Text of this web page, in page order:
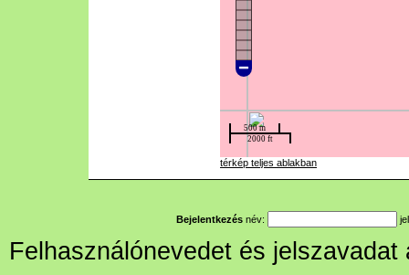
térkép teljes ablakban
Bejelentkezés név:
Felhasználónevedet és